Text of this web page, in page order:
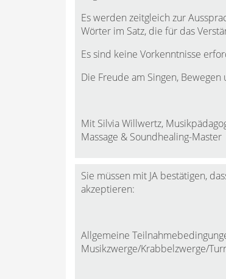
Es werden zeitgleich zur
Wörter im Satz, die für das
Es sind keine Vorkenntnisse
Die Freude am Singen,
Mit Silvia Willwertz,
Massage & Soundhealing-Master
Sie müssen mit JA bestätigen,
akzeptieren:
Allgemeine
Musikzwerge/Krabbelzwerge/